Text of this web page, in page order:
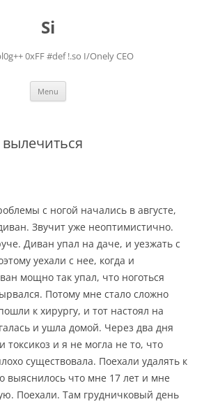
Si
0xFF #def !.so I/Onely CEO
Menu
с ногой начались в августе,
Звучит уже неоптимистично.
Диван упал на даче, и уезжать с
уехали с нее, когда и
мощно так упал, что ноготься
Потому мне стало сложно
к хирургу, и тот настоял на
и ушла домой. Через два дня
токсикоз и я не могла не то, что
существовала. Поехали удалять к
выяснилось что мне 17 лет и мне
Поехали. Там грудничковый день